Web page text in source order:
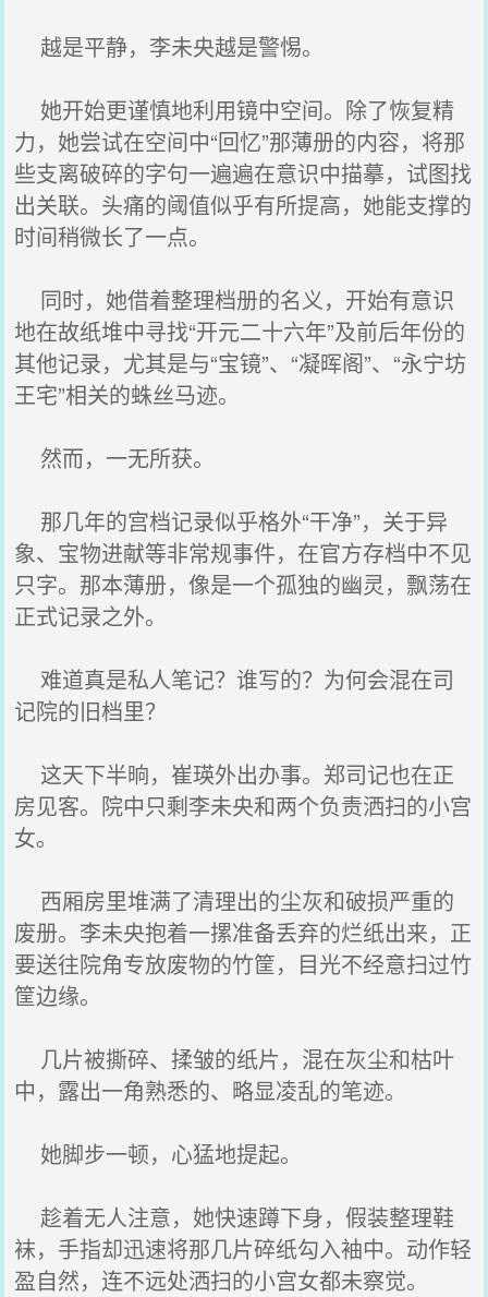
越是平静，李未央越是警惕。
她开始更谨慎地利用镜中空间。除了恢复精
力，她尝试在空间中“回忆”那薄册的内容，将那
些支离破碎的字句一遍遍在意识中描摹，试图找
出关联。头痛的阈值似乎有所提高，她能支撑的
时间稍微长了一点。
同时，她借着整理档册的名义，开始有意识
地在故纸堆中寻找“开元二十六年”及前后年份的
其他记录，尤其是与“宝镜”、“凝晖阁”、“永宁坊
王宅”相关的蛛丝马迹。
然而，一无所获。
那几年的宫档记录似乎格外“干净”，关于异
象、宝物进献等非常规事件，在官方存档中不见
只字。那本薄册，像是一个孤独的幽灵，飘荡在
正式记录之外。
难道真是私人笔记？谁写的？为何会混在司
记院的旧档里？
这天下半晌，崔瑛外出办事。郑司记也在正
房见客。院中只剩李未央和两个负责洒扫的小宫
女。
西厢房里堆满了清理出的尘灰和破损严重的
废册。李未央抱着一摞准备丢弃的烂纸出来，正
要送往院角专放废物的竹筐，目光不经意扫过竹
筐边缘。
几片被撕碎、揉皱的纸片，混在灰尘和枯叶
中，露出一角熟悉的、略显凌乱的笔迹。
她脚步一顿，心猛地提起。
趁着无人注意，她快速蹲下身，假装整理鞋
袜，手指却迅速将那几片碎纸勾入袖中。动作轻
盈自然，连不远处洒扫的小宫女都未察觉。